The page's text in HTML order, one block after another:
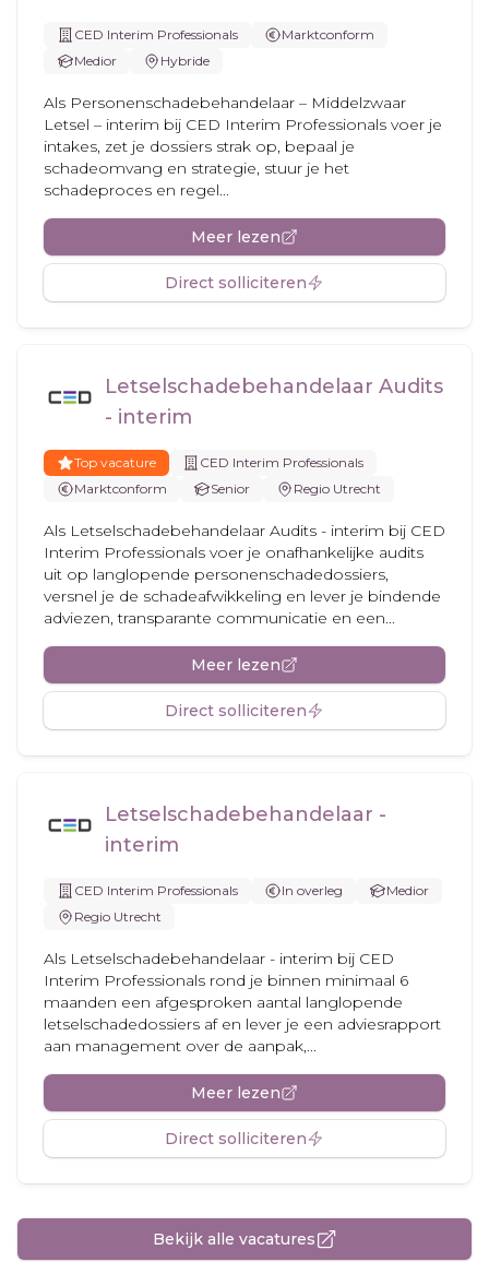
CED Interim Professionals
Marktconform
Medior
Hybride
Als Personenschadebehandelaar – Middelzwaar
Letsel – interim bij CED Interim Professionals voer je
intakes, zet je dossiers strak op, bepaal je
schadeomvang en strategie, stuur je het
schadeproces en regel...
Meer lezen
Direct solliciteren
Letselschadebehandelaar Audits
- interim
Top vacature
CED Interim Professionals
Marktconform
Senior Regio Utrecht
Als Letselschadebehandelaar Audits - interim bij CED
Interim Professionals voer je onafhankelijke audits
uit op langlopende personenschadedossiers,
versnel je de schadeafwikkeling en lever je bindende
adviezen, transparante communicatie en een...
Meer lezen
Direct solliciteren
Letselschadebehandelaar -
interim
CED Interim Professionals In overleg
Medior
Regio Utrecht
Als Letselschadebehandelaar - interim bij CED
Interim Professionals rond je binnen minimaal 6
maanden een afgesproken aantal langlopende
letselschadedossiers af en lever je een adviesrapport
aan management over de aanpak,...
Meer lezen
Direct solliciteren
Bekijk alle vacatures